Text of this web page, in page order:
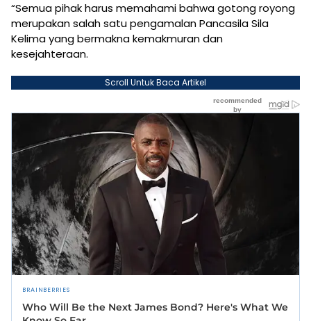
“Semua pihak harus memahami bahwa gotong royong
merupakan salah satu pengamalan Pancasila Sila
Kelima yang bermakna kemakmuran dan
kesejahteraan.
Scroll Untuk Baca Artikel